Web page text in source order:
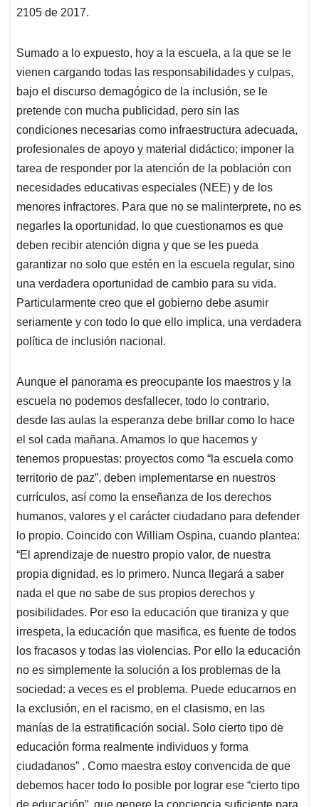
2105 de 2017.
Sumado a lo expuesto, hoy a la escuela, a la que se le
vienen cargando todas las responsabilidades y culpas,
bajo el discurso demagógico de la inclusión, se le
pretende con mucha publicidad, pero sin las
condiciones necesarias como infraestructura adecuada,
profesionales de apoyo y material didáctico; imponer la
tarea de responder por la atención de la población con
necesidades educativas especiales (NEE) y de los
menores infractores. Para que no se malinterprete, no es
negarles la oportunidad, lo que cuestionamos es que
deben recibir atención digna y que se les pueda
garantizar no solo que estén en la escuela regular, sino
una verdadera oportunidad de cambio para su vida.
Particularmente creo que el gobierno debe asumir
seriamente y con todo lo que ello implica, una verdadera
política de inclusión nacional.
Aunque el panorama es preocupante los maestros y la
escuela no podemos desfallecer, todo lo contrario,
desde las aulas la esperanza debe brillar como lo hace
el sol cada mañana. Amamos lo que hacemos y
tenemos propuestas: proyectos como “la escuela como
territorio de paz”, deben implementarse en nuestros
currículos, así como la enseñanza de los derechos
humanos, valores y el carácter ciudadano para defender
lo propio. Coincido con William Ospina, cuando plantea:
“El aprendizaje de nuestro propio valor, de nuestra
propia dignidad, es lo primero. Nunca llegará a saber
nada el que no sabe de sus propios derechos y
posibilidades. Por eso la educación que tiraniza y que
irrespeta, la educación que masifica, es fuente de todos
los fracasos y todas las violencias. Por ello la educación
no es simplemente la solución a los problemas de la
sociedad: a veces es el problema. Puede educarnos en
la exclusión, en el racismo, en el clasismo, en las
manías de la estratificación social. Solo cierto tipo de
educación forma realmente individuos y forma
ciudadanos” . Como maestra estoy convencida de que
debemos hacer todo lo posible por lograr ese “cierto tipo
de educación”, que genere la conciencia suficiente para